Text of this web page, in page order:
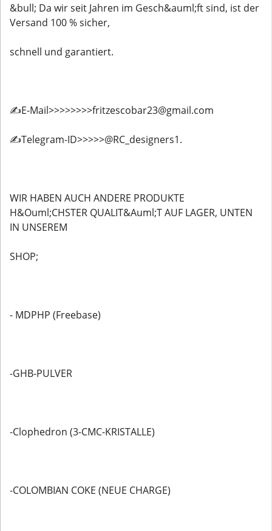
&bull; Da wir seit Jahren im Gesch&auml;ft sind, ist der
Versand 100 % sicher,
schnell und garantiert.
✍️E-Mail>>>>>>>>fritzescobar23@gmail.com
✍️Telegram-ID>>>>>@RC_designers1.
WIR HABEN AUCH ANDERE PRODUKTE
H&Ouml;CHSTER QUALIT&Auml;T AUF LAGER, UNTEN
IN UNSEREM
SHOP;
- MDPHP (Freebase)
-GHB-PULVER
-Clophedron (3-CMC-KRISTALLE)
-COLOMBIAN COKE (NEUE CHARGE)